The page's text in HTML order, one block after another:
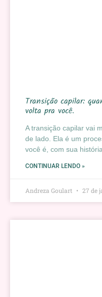
Transição capilar:
volta pra você.
A transição capilar vai
de lado. Ela é um
você é, com sua
CONTINUAR LENDO »
Andreza Goulart 27 de